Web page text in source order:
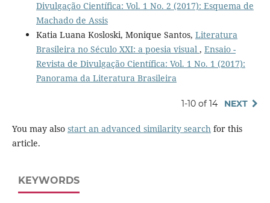
Divulgação Científica: Vol. 1 No. 2 (2017): Esquema de
Machado de Assis
Katia Luana Kosloski, Monique Santos, Literatura
Brasileira no Século XXI: a poesia visual , Ensaio -
Revista de Divulgação Científica: Vol. 1 No. 1 (2017):
Panorama da Literatura Brasileira
1-10 of 14 NEXT
You may also start an advanced similarity searchfor this
article.
KEYWORDS